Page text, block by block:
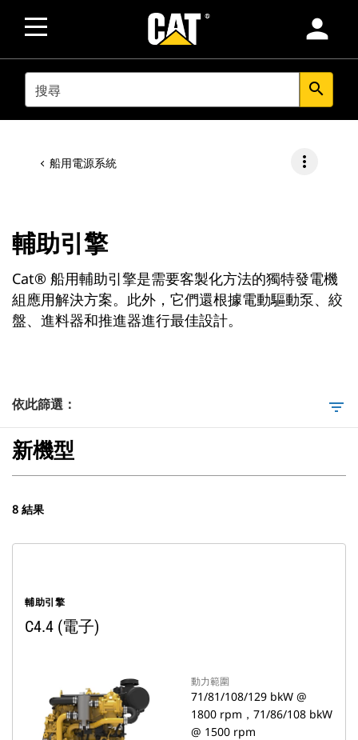
person
SEARCH search
船用電源系統 more_vert
輔助引擎
Cat® 船用輔助引擎是需要客製化方法的獨特發電機
組應用解決方案。此外，它們還根據電動驅動泵、絞
盤、進料器和推進器進行最佳設計。
依此篩選： filter_list
新機型
8 結果
輔助引擎
C4.4 (電子)
動力範圍
71/81/108/129 bkW @
1800 rpm，71/86/108 bkW
@ 1500 rpm